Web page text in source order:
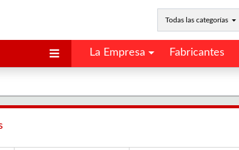
Todas las categorías
La Empresa Fabricantes